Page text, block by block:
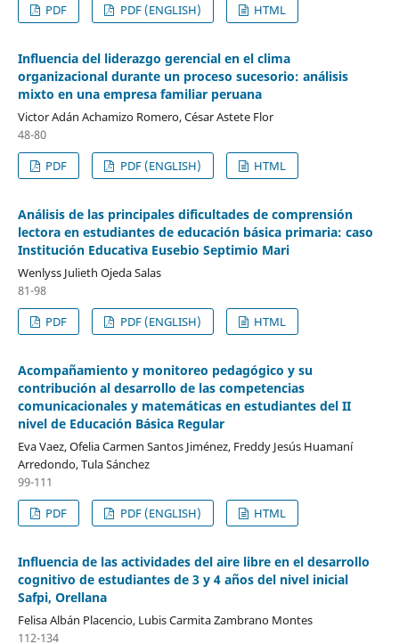
PDF
PDF (ENGLISH) HTML
Influencia del liderazgo gerencial en el clima
organizacional durante un proceso sucesorio: análisis
mixto en una empresa familiar peruana
Victor Adán Achamizo Romero, César Astete Flor
48-80
PDF
PDF (ENGLISH) HTML
Análisis de las principales dificultades de comprensión
lectora en estudiantes de educación básica primaria: caso
Institución Educativa Eusebio Septimio Mari
Wenlyss Julieth Ojeda Salas
81-98
PDF
PDF (ENGLISH) HTML
Acompañamiento y monitoreo pedagógico y su
contribución al desarrollo de las competencias
comunicacionales y matemáticas en estudiantes del II
nivel de Educación Básica Regular
Eva Vaez, Ofelia Carmen Santos Jiménez, Freddy Jesús Huamaní
Arredondo, Tula Sánchez
99-111
PDF
PDF (ENGLISH) HTML
Influencia de las actividades del aire libre en el desarrollo
cognitivo de estudiantes de 3 y 4 años del nivel inicial
Safpi, Orellana
Felisa Albán Placencio, Lubis Carmita Zambrano Montes
112-134